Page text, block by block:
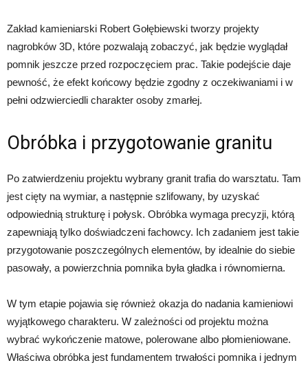
Zakład kamieniarski Robert Gołębiewski tworzy projekty
nagrobków 3D, które pozwalają zobaczyć, jak będzie wyglądał
pomnik jeszcze przed rozpoczęciem prac. Takie podejście daje
pewność, że efekt końcowy będzie zgodny z oczekiwaniami i w
pełni odzwierciedli charakter osoby zmarłej.
Obróbka i przygotowanie granitu
Po zatwierdzeniu projektu wybrany granit trafia do warsztatu. Tam
jest cięty na wymiar, a następnie szlifowany, by uzyskać
odpowiednią strukturę i połysk. Obróbka wymaga precyzji, którą
zapewniają tylko doświadczeni fachowcy. Ich zadaniem jest takie
przygotowanie poszczególnych elementów, by idealnie do siebie
pasowały, a powierzchnia pomnika była gładka i równomierna.
W tym etapie pojawia się również okazja do nadania kamieniowi
wyjątkowego charakteru. W zależności od projektu można
wybrać wykończenie matowe, polerowane albo płomieniowane.
Właściwa obróbka jest fundamentem trwałości pomnika i jednym